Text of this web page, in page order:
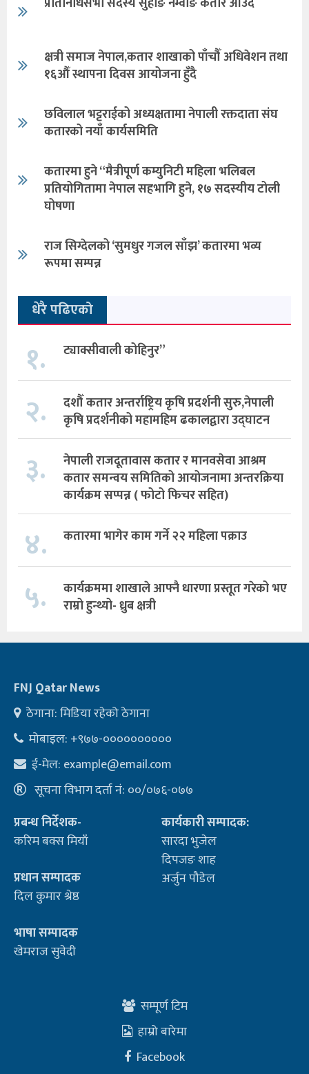
क्षत्री समाज नेपाल,कतार शाखाको पाँचौँ अधिवेशन तथा
१६औँ स्थापना दिवस आयोजना हुँदै
छविलाल भट्टराईको अध्यक्षतामा नेपाली रक्तदाता संघ
कतारको नयाँ कार्यसमिति
कतारमा हुने “मैत्रीपूर्ण कम्युनिटी महिला भलिबल
प्रतियोगितामा नेपाल सहभागि हुने, १७ सदस्यीय टोली
घोषणा
राज सिग्देलको ‘सुमधुर गजल साँझ’ कतारमा भव्य
रूपमा सम्पन्न
धेरै पढिएको
१. ट्याक्सीवाली कोहिनुर”
२.
दशौँ कतार अन्तर्राष्ट्रिय कृषि प्रदर्शनी सुरु,नेपाली
कृषि प्रदर्शनीको महामहिम ढकालद्वारा उद्घाटन
३.
नेपाली राजदूतावास कतार र मानवसेवा आश्रम
कतार समन्वय समितिको आयोजनामा अन्तरक्रिया
कार्यक्रम सप्पन्न ( फोटो फिचर सहित)
४. कतारमा भागेर काम गर्ने २२ महिला पक्राउ
५.
कार्यक्रममा शाखाले आफ्नै धारणा प्रस्तूत गरेको भए
राम्रो हुन्थ्यो- ध्रुब क्षत्री
FNJ Qatar News
ठेगाना: मिडिया रहेको ठेगाना
मोबाइल: +९७७-००००००००००
ई-मेल: example@email.com
सूचना विभाग दर्ता नं: ००/०७६-०७७
प्रबन्ध निर्देशक-
करिम बक्स मियाँ
प्रधान सम्पादक
दिल कुमार श्रेष्ठ
भाषा सम्पादक
खेमराज सुवेदी
कार्यकारी सम्पादक:
सारदा भुजेल
दिपजङ शाह
अर्जुन पौडेल
सम्पूर्ण टिम
हाम्रो बारेमा
Facebook